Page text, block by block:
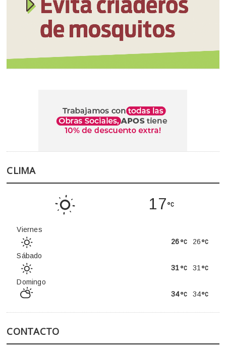
CLIMA
17
Viernes
26
26
Sábado
31
31
Domingo
34
34
CONTACTO